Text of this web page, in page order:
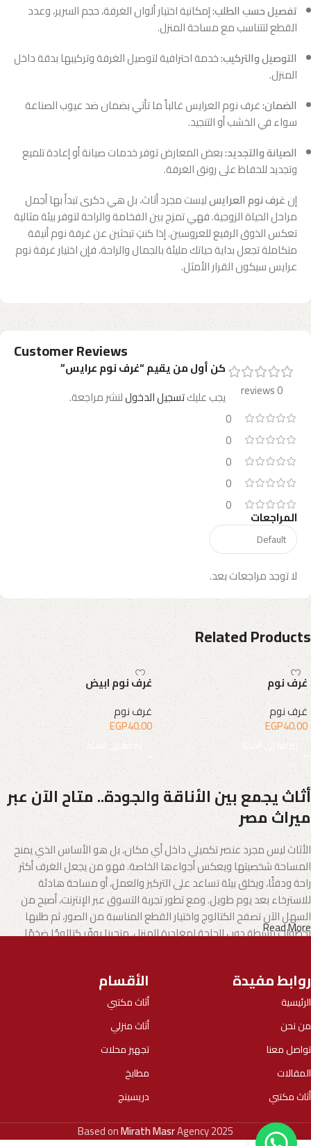
تفصيل حسب الطلب:إمكانية اختيار ألوان الغرفة، حجم السرير، وعدد
القطع لتتناسب مع مساحة المنزل.
التوصيل والتركيب:خدمة احترافية لتوصيل الغرفة وتركيبها بدقة داخل
المنزل.
الضمان:غرف نوم العرايس غالباً ما تأتي بضمان ضد عيوب الصناعة
سواء في الخشب أو التنجيد.
الصيانة والتجديد:بعض المعارض توفر خدمات صيانة أو إعادة تلميع
وتجديد للحفاظ على رونق الغرفة.
إنغرف نوم العرايسليست مجرد أثاث، بل هي ذكرى تبدأ بها أجمل
مراحل الحياة الزوجية. فهي تمزج بين الفخامة والراحة لتوفر بيئة مثالية
تعكس الذوق الرفيع للعروسين. إذا كنتِ تبحثين عن غرفة نوم أنيقة
متكاملة تجعل بداية حياتك مليئة بالجمال والراحة، فإن اختيار غرفة نوم
عرايس سيكون القرار الأمثل.
Customer Reviews
0 reviews
0
0
0
0
0
المراجعات
لا توجد مراجعات بعد.
كن أول من يقيم “غرف نوم عرايس”
يجب عليكتسجيل الدخوللنشر مراجعة.
Related Products
غرف نوم
غرف نوم
EGP40.00
إضافة إلى السلة
غرف نوم ابيض
غرف نوم
EGP40.00
إضافة إلى السلة
أثاث يجمع بين الأناقة والجودة.. متاح الآن عبر
ميراث مصر
الأثاث ليس مجرد عنصر تكميلي داخل أي مكان، بل هو الأساس الذي يمنح
المساحة شخصيتها ويعكس أجواءها الخاصة. فهو من يجعل الغرف أكثر
راحة ودفئًا، ويخلق بيئة تساعد على التركيز والعمل، أو مساحة هادئة
للاسترخاء بعد يوم طويل. ومع تطور تجربة التسوق عبر الإنترنت، أصبح من
السهل الآن تصفح الكتالوج واختيار القطع المناسبة من الصور، ثم طلبها
بخطوات بسيطة دون الحاجة لمغادرة المنزل. متجرنا يوفّر كتالوجًا ضخمًا
الأثاث.. فن يجمع بين الإبداع والجودة
تطورت صناعة الأثاث لتصبح مزيجًا من الفن والوظيفة، حيث يقدم المصنّعون
اليوم خيارات تلبي جميع الأذواق، بدءًا من الموديلات العملية الجاهزة وحتى
التصاميم الفريدة التي تحمل بصمة الحرفيين المبدعين.
نحن فيميراث مصر
اخترنا بعناية مجموعة من أفضل الموديلات التي توازن
وعلامات تجارية موثوقة أثبتت خبرتها عبر سنوات طويلة من الالتزام، بما
Read More
روابط مفيدة
الرئيسية
من نحن
تواصل معنا
المقالات
أثاث مكتبي
الأقسام
أثاث مكتبي
أثاث منزلي
تجهيز محلات
مطابخ
دريسينج
Based onMirath MasrAgency2025